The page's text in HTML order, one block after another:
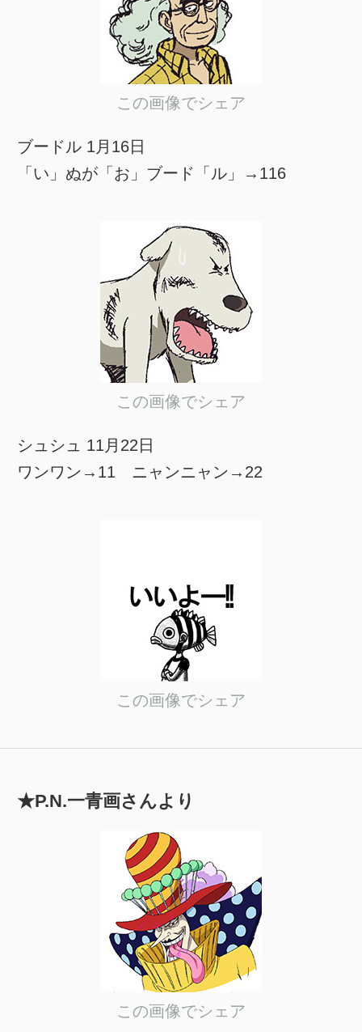
この画像でシェア
ブードル 1月16日
「い」ぬが「お」ブード「ル」→116
この画像でシェア
シュシュ 11月22日
ワンワン→11 ニャンニャン→22
この画像でシェア
★P.N.一青画さんより
この画像でシェア